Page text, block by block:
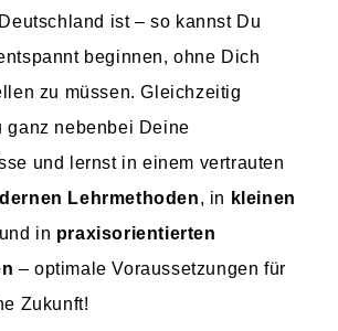
ist – so kannst Du
beginnen, ohne Dich
zu müssen. Gleichzeitig
ganz nebenbei Deine
und lernst in einem vertrauten
Lehrmethoden, in kleinen
und in praxisorientierten
– optimale Voraussetzungen für
Zukunft!